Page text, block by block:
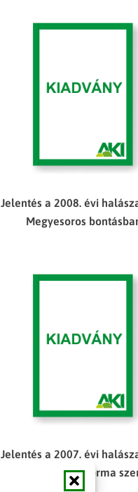
Jelentés a 2008. évi
Megyesoros
Jelentés a 2007. évi
Gazdálkodási forma